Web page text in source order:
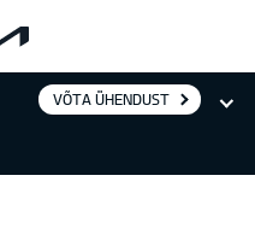
VÕTA ÜHENDUST